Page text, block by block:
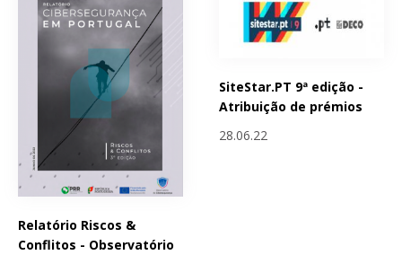
Relatório Riscos &
Conflitos - Observatório
SiteStar.PT 9ª edição -
Atribuição de prémios
28.06.22